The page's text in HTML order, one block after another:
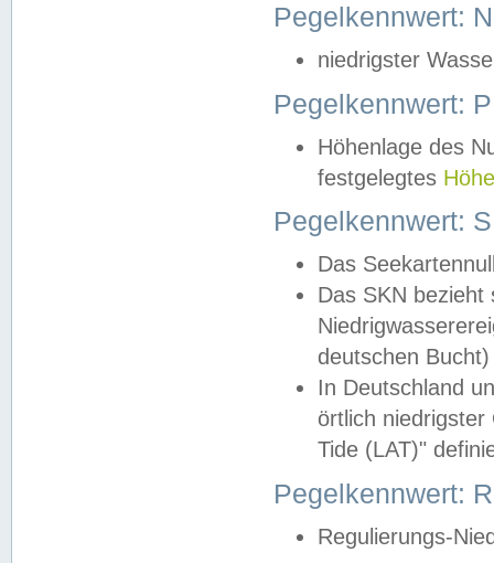
Pegelkennwert:
niedrigster
Pegelkennwert:
Höhenlage des
festgelegtes
Pegelkennwert:
Das
Das SKN
deutschen
In Deutschland
örtlich
Tide (LAT)"
Pegelkennwert:
Regulierungs-